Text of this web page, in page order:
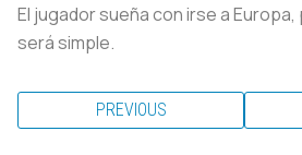
El jugador sueña con irse a
será simple.
PREVIOUS